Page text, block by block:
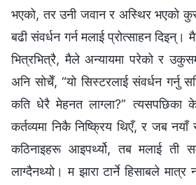
भएको, तर उनी जवान र अस्थिर भएको
बढी संवर्धन गर्न मलाई प्रोत्साहन
भित्रभित्रै, मैले अन्यायमा परेको र
अनि सोचेँ, “यो सिस्टरलाई संवर्धन गर्नु
कति धेरै मेहनत लाग्ला?” त्यसपछिका
कर्तव्यमा निकै निष्क्रिय थिएँ, र जब
कठिनाइहरू आइपर्थ्यो, तब मलाई ती
लाग्दैनथ्यो। म झारा टार्ने हिसाबले